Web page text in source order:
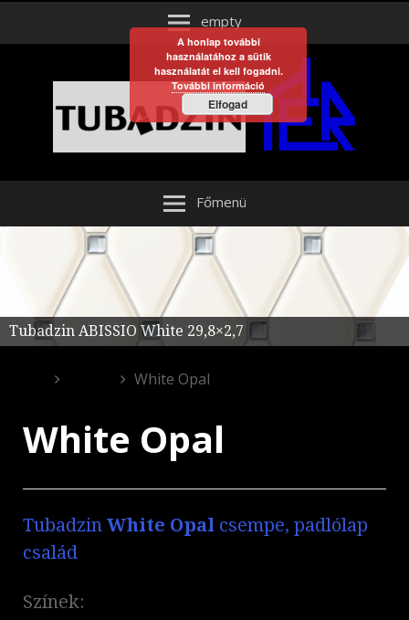
empty
Főmenü
Tubadzin ABISSIO White 29,8×2,7
White Opal
White Opal
Tubadzin White Opal csempe, padlólap
család
Színek:
A honlap további
használatához a sütik
használatát el kell fogadni.
További információ
Elfogad